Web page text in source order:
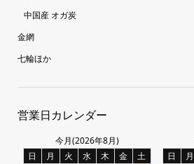
中国産 オガ炭
金網
七輪ほか
営業日カレンダー
今月(2026年8月)
日
月 火 水 木 金
土
日
月